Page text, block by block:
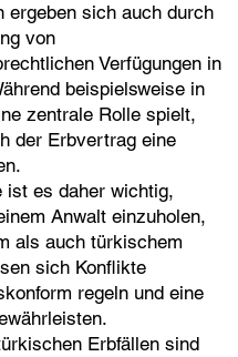
ergeben sich auch durch
von
Verfügungen in
beispielsweise in
zentrale Rolle spielt,
der Erbvertrag eine
ist es daher wichtig,
Anwalt einzuholen,
als auch türkischem
sich Konflikte
regeln und eine
Erbfällen sind